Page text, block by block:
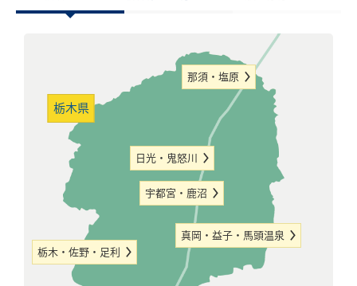
栃木県
宇都宮・鹿沼
日光・鬼怒川
真岡・益子・馬頭温泉
栃木・佐野・足利
那須・塩原